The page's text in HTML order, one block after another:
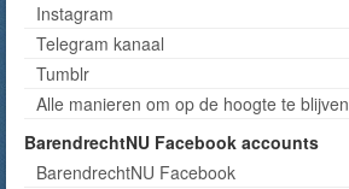
Instagram
Telegram kanaal
Tumblr
Alle manieren om op de hoogte te blijven
BarendrechtNU Facebook accounts
BarendrechtNU Facebook